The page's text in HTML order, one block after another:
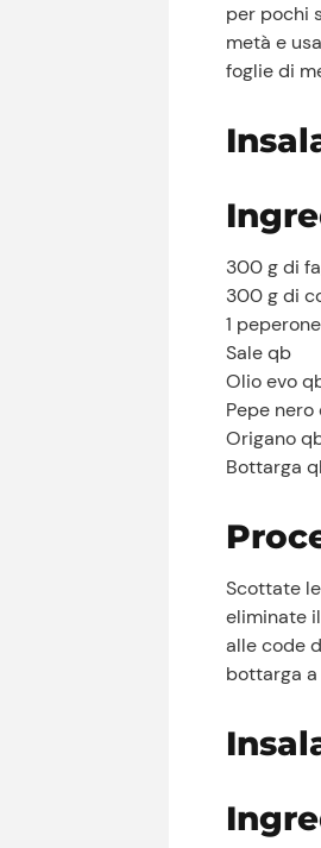
per pochi
metà e
foglie di
300 g di
300 g di
1
Sale qb
Olio evo
Pepe nero
Origano
Bottarga
Scottate
eliminate
alle code
bottarga a